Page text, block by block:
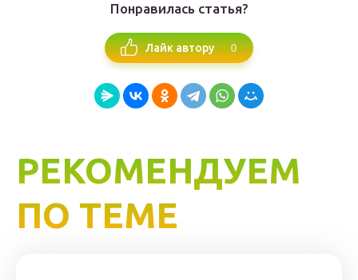
Понравилась статья?
Лайк автору 0
РЕКОМЕНДУЕМ
ПО ТЕМЕ